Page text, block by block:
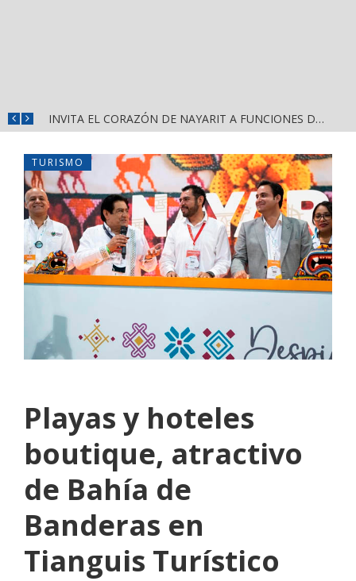
INVITA EL CORAZÓN DE NAYARIT A FUNCIONES DE CINE GRATUITAS EN LA CONCHA ACÚSTICA
TURISMO
Playas y hoteles
boutique, atractivo
de Bahía de
Banderas en
Tianguis Turístico